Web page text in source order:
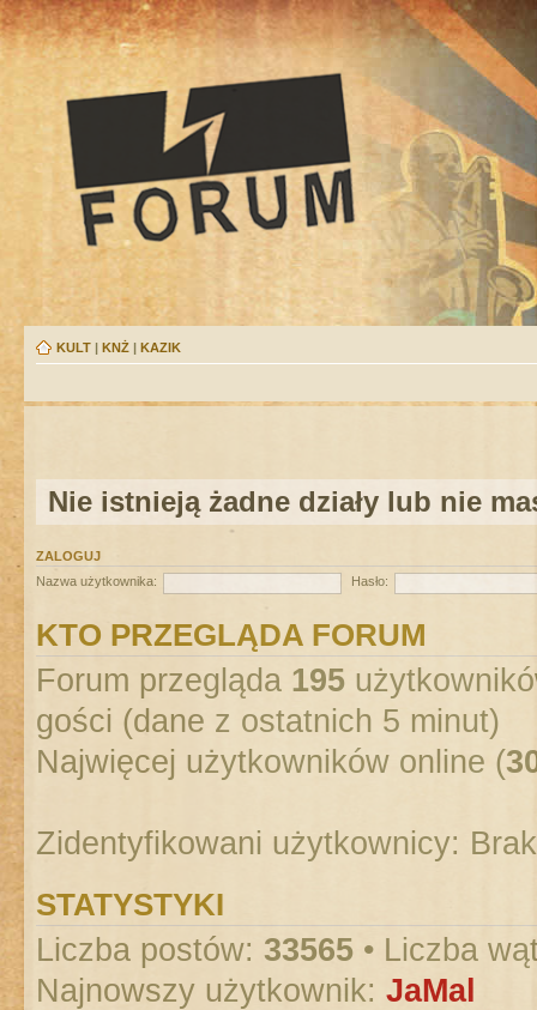
KULT | KNŻ | KAZIK
Nie istnieją żadne działy lub nie
ZALOGUJ
Nazwa użytkownika:
Hasło:
KTO PRZEGLĄDA FORUM
Forum przegląda 195
gości (dane z ostatnich 5 minut)
Najwięcej użytkowników online (
Zidentyfikowani użytkownicy:
STATYSTYKI
Liczba postów: 33565 • Liczba
Najnowszy użytkownik: JaMal